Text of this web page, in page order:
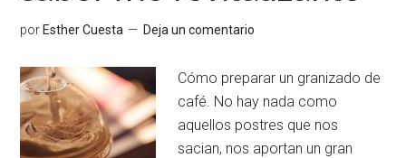
por Esther Cuesta Deja un comentario
Cómo preparar un granizado de
café. No hay nada como
aquellos postres que nos
sacian, nos aportan un gran